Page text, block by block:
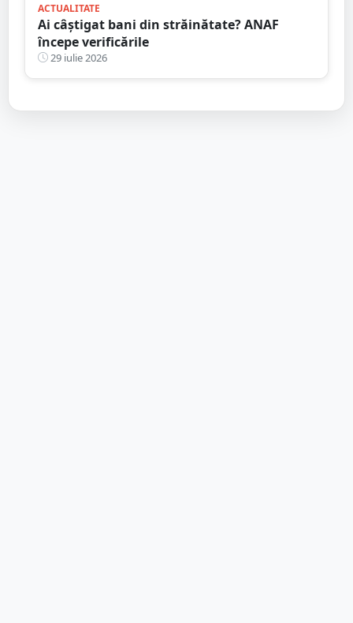
ACTUALITATE
Ai câștigat bani din străinătate? ANAF
începe verificările
29 iulie 2026